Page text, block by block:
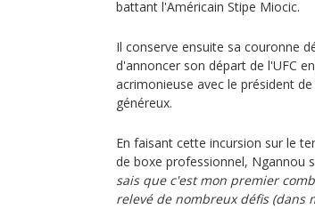
battant l'Américain Stipe Miocic.
Il conserve ensuite sa couronne
d'annoncer son départ de l'UFC
acrimonieuse avec le président
généreux.
En faisant cette incursion sur le
de boxe professionnel, Ngannou
sais que c'est mon premier
relevé de nombreux défis (dans